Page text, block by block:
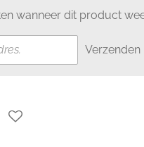
wanneer dit product
Verzenden